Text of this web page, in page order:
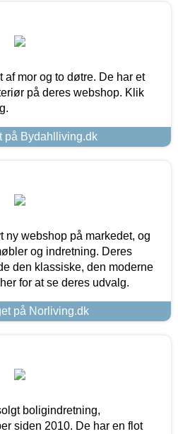
af mor og to døtre. De har et
på deres webshop. Klik
på Bydahlliving.dk
ny webshop på markedet, og
og indretning. Deres
den klassiske, den moderne
for at se deres udvalg.
på Norliving.dk
boligindretning,
siden 2010. De har en flot